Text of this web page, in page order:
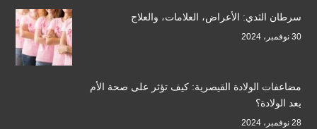
سرطان الثدي: الأعراض، العلامات، والعلاج
30 نوفمبر، 2024
مضاعفات الولادة القيصرية: كيف تؤثر على صحة الأم
بعد الولادة؟
28 نوفمبر، 2024